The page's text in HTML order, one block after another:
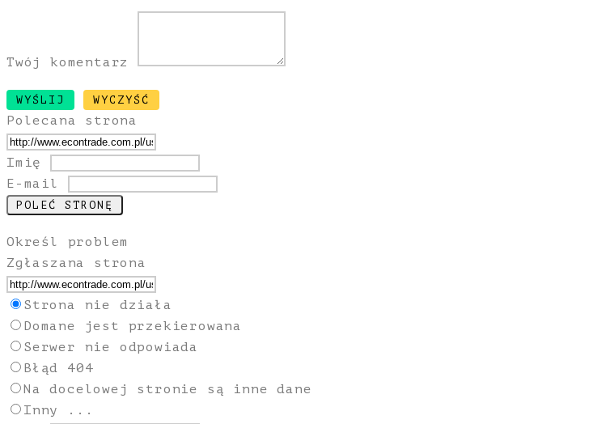
Twój komentarz
Polecana strona
Imię
E-mail
Określ problem
Zgłaszana strona
Strona nie działa
Domane jest przekierowana
Serwer nie odpowiada
Błąd 404
Na docelowej stronie są inne dane
Inny ...